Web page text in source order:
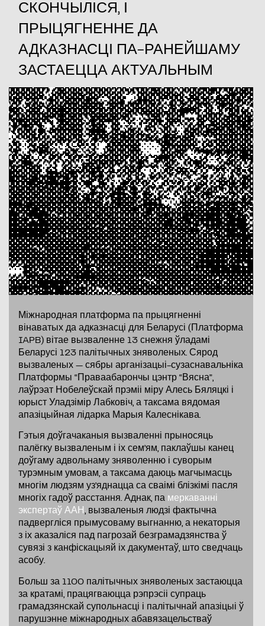
СКОНЧЫЛІСЯ, І
ПРЫЦЯГНЕННЕ ДА
АДКАЗНАСЦІ ПА-РАНЕЙШАМУ
ЗАСТАЕЦЦА АКТУАЛЬНЫМ
Міжнародная платформа па прыцягненні
вінаватых да адказнасці для Беларусі (Платформа
IAPB) вітае вызваленне 13 снежня ўладамі
Беларусі 123 палітычных зняволеных. Сярод
вызваленых — сябры арганізацыі-сузаснавальніка
Платформы “Праваабарончы цэнтр “Вясна”,
лаўрэат Нобелеўскай прэміі міру Алесь Бяляцкі і
юрыст Уладзімір Лабковіч, а таксама вядомая
апазіцыйная лідарка Марыя Калеснікава.
Гэтыя доўгачаканыя вызваленні прыносяць
палёгку вызваленым і іх сем’ям, паклаўшы канец
доўгаму адвольнаму зняволенню і суворым
турэмным умовам, а таксама даюць магчымасць
многім людзям уз’яднацца са сваімі блізкімі пасля
многіх гадоў расстання. Аднак, па меркаванні
экспертаў ААН , вызваленыя людзі фактычна
падвергліся прымусоваму выгнанню, а некаторыя
з іх аказаліся пад пагрозай безграмадзянства ў
сувязі з канфіскацыяй іх дакументаў, што сведчаць
асобу.
Больш за 1100 палітычных зняволеных застаюцца
за кратамі, працягваюцца рэпрэсіі супраць
грамадзянскай супольнасці і палітычнай апазіцыі ў
парушэнне міжнародных абавязацельстваў